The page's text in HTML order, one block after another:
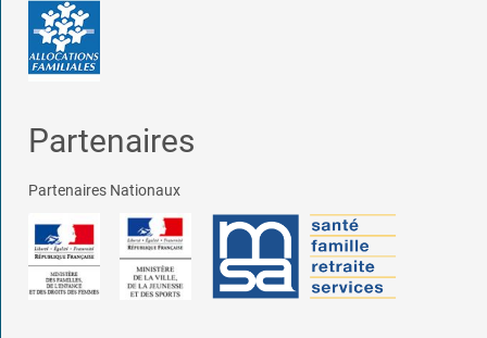
Partenaires
Partenaires Nationaux